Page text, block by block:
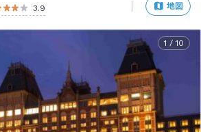
地図
3.9
1 / 10